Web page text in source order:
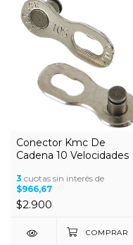
Conector Kmc De
Cadena 10 Velocidades
3 cuotas sin interés de
$966,67
$2.900